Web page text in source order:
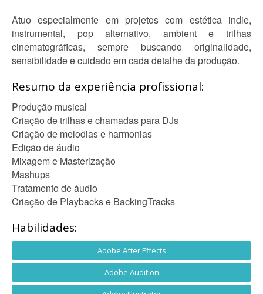
Atuo especialmente em projetos com estética indie,
instrumental, pop alternativo, ambient e trilhas
cinematográficas, sempre buscando originalidade,
sensibilidade e cuidado em cada detalhe da produção.
Resumo da experiência profissional:
Produção musical
Criação de trilhas e chamadas para DJs
Criação de melodias e harmonias
Edição de áudio
Mixagem e Masterização
Mashups
Tratamento de áudio
Criação de Playbacks e BackingTracks
Habilidades:
Adobe After Effects
Adobe Audition